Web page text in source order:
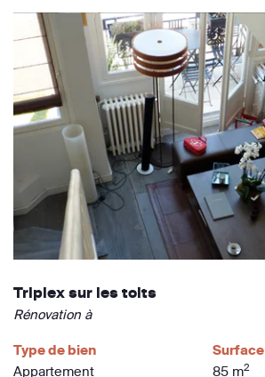
Triplex sur les toits
Rénovation à
Type de bien
Appartement
Surface
85 m2